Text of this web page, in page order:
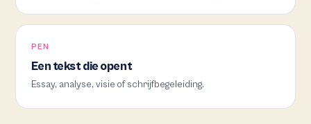
PEN
Een tekst die opent
Essay, analyse, visie of schrijfbegeleiding.